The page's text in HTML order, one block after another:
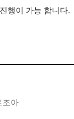
행이 가능 합니다.
조아